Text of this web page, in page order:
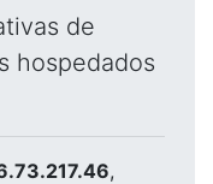
de
hospedados
,